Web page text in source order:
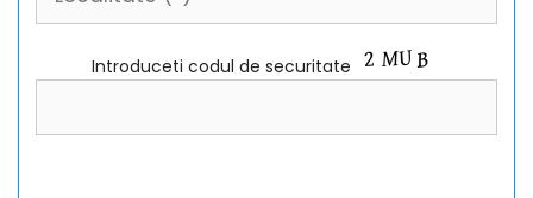
Introduceti codul de securitate